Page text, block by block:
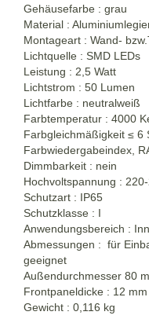
Gehäusefarbe : grau
Material :
Montageart : Wand-
Lichtquelle : SMD LEDs
Leistung : 2,5 Watt
Lichtstrom : 50 Lumen
Lichtfarbe : neutralweiß
Farbtemperatur : 4000
Farbgleichmäßigkeit ≤ 6
Farbwiedergabeindex,
Dimmbarkeit : nein
Hochvoltspannung :
Schutzart : IP65
Schutzklasse : I
Anwendungsbereich :
Abmessungen : für
geeignet
Außendurchmesser 80
Frontpaneldicke : 12 mm
Gewicht : 0,116 kg